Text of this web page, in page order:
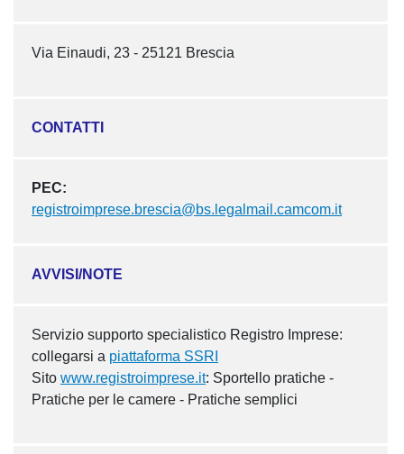
Via Einaudi, 23 - 25121 Brescia
CONTATTI
PEC:
registroimprese.brescia@bs.legalmail.camcom.it
AVVISI/NOTE
Servizio supporto specialistico Registro Imprese:
collegarsi a piattaforma SSRI
Sito www.registroimprese.it: Sportello pratiche -
Pratiche per le camere - Pratiche semplici